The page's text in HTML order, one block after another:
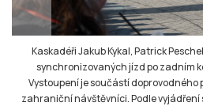
Kaskadéři Jakub Kykal, Patrick
synchronizovaných jízd po zadním
Vystoupení je součástí doprovodného
zahraniční návštěvníci. Podle vyjádření